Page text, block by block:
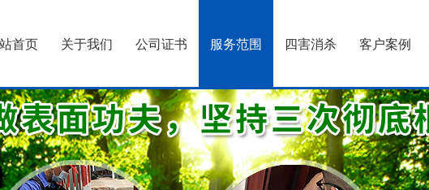
首页 关于我们 公司证书 服务范围 四害消杀 客户案例